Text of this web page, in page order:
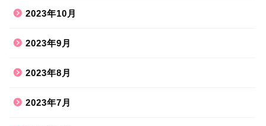
2023年10月
2023年9月
2023年8月
2023年7月